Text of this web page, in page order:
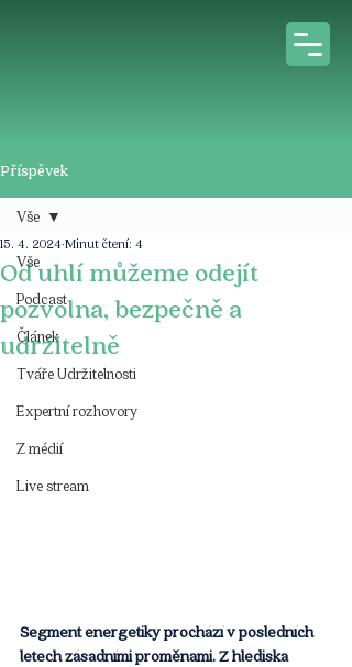
Příspěvek
Vše
Podcast
Článek
Tváře Udržitelnosti
Expertní rozhovory
Z médií
Live stream
Vše
Od uhlí můžeme odejít
pozvolna, bezpečně a
udržitelně
15. 4. 2024 Minut čtení: 4
Segment energetiky prochází v posledních
letech zásadními proměnami. Z hlediska